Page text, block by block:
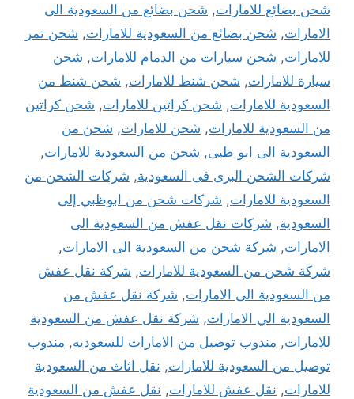
شحن بضائع للامارات, شحن بضائع من السعودية الى
الامارات, شحن بضائع من السعودية للامارات, شحن تمر
للامارات, شحن سيارات من الدمام للامارات, شحن
سيارة للامارات, شحن شنط للامارات, شحن شنط من
السعودية للامارات, شحن كراتين للامارات, شحن كراتين
من السعودية للامارات, شحن للامارات, شحن من
السعودية الى ابو ظبى, شحن من السعودية للامارات,
شركات الشحن البرى فى السعودية, شركات الشحن من
السعودية للامارات, شركات شحن من ابوظبي إلى
السعودية, شركات نقل عفش من السعودية الى
الامارات, شركة شحن من السعودية الى الامارات,
شركة شحن من السعودية للامارات, شركة نقل عفش
من السعودية الى الامارات, شركة نقل عفش من
السعودية الي الامارات, شركة نقل عفش من السعودية
للامارات, مندوب توصيل من الامارات للسعوديه, مندوب
توصيل من السعودية للامارات, نقل اثاث من السعودية
للامارات, نقل عفش للامارات, نقل عفش من السعودية